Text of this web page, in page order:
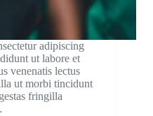
adipiscing
ut labore et
venenatis lectus
ut morbi tincidunt
fringilla